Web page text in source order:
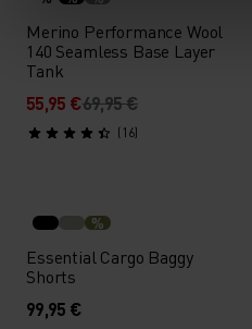
Merino Performance Wool
140 Seamless Base Layer
Tank
55,95 €69,95 €
(16)
%
Essential Cargo Baggy
Shorts
99,95 €